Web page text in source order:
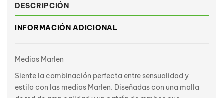
DESCRIPCIÓN
INFORMACIÓN ADICIONAL
Medias Marlen
Siente la combinación perfecta entre sensualidad y
estilo con las medias Marlen. Diseñadas con una malla